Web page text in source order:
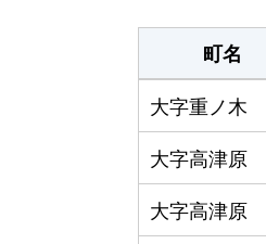
町名
大字重ノ木
大字高津原
大字高津原